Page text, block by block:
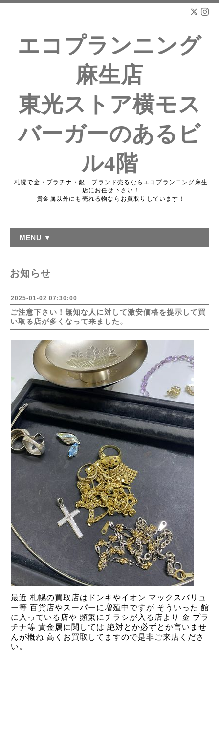
エコプランニング
麻生店
東光ストア横モス
バーガーのあるビ
ル4階
札幌で金・プラチナ・銀・ブランド売るならエコプランニング麻生
店にお任せ下さい！
貴金属以外にも売れる物ならお買取りしています！
MENU ▼
お知らせ
2025-01-02 07:30:00
ご注意下さい！無知な人に対して激安価格を提示して買
い取る店が多くなって来ました。
最近 札幌の買取店はドンキやイオン マックスバリュ
ー等 百貨店やスーパーに増殖中ですが そういった 館
に入っている店や 頻繁にチラシが入る店より 金 プラ
チナ等 貴金属に関しては 絶対とか必ずとか言いませ
んが概ね 高くお買取してますので是非ご来店くださ
い。